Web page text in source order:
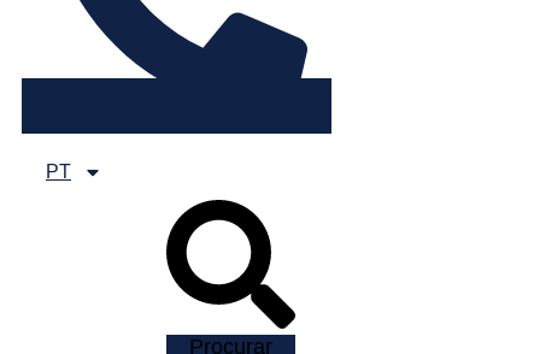
PT
Procurar